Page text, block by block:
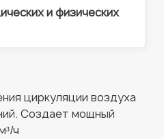
и физических
циркуляции воздуха
Создает мощный
ч